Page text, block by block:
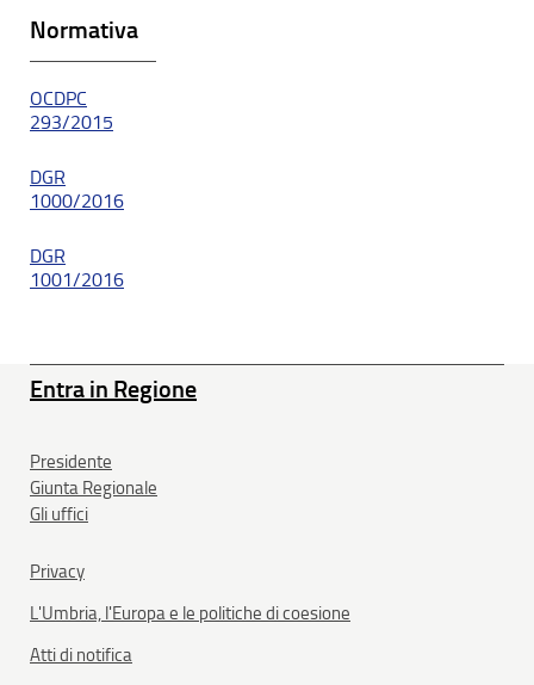
Normativa
OCDPC
293/2015
DGR
1000/2016
DGR
1001/2016
Entra in Regione
Presidente
Giunta Regionale
Gli uffici
Privacy
L'Umbria, l'Europa e le politiche di coesione
Atti di notifica